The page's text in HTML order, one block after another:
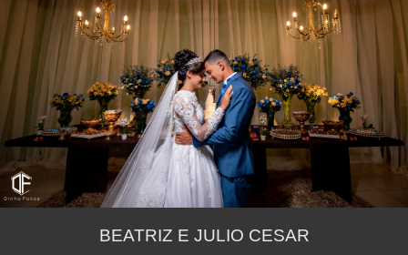
BEATRIZ E JULIO CESAR